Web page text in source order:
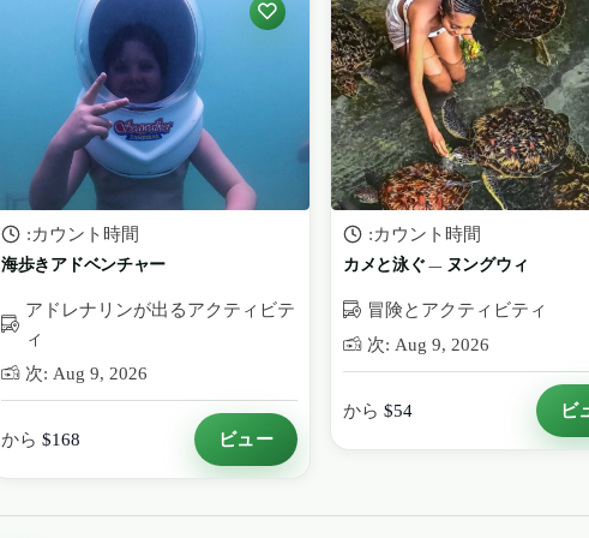
:カウント時間
海歩きアドベンチャー
アドレナリンが出るアクティビテ
ィ
次: Aug 9, 2026
から $168 ビュー
:カウント時間
カメと泳ぐ — ヌングウィ
冒険とアクティビティ
次: Aug 9, 2026
から $54 ビ